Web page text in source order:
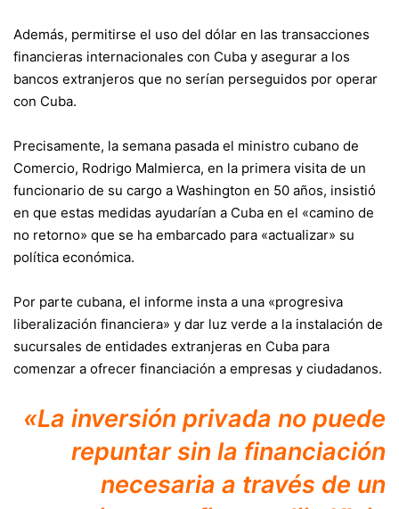
Además, permitirse el uso del dólar en las transacciones
financieras internacionales con Cuba y asegurar a los
bancos extranjeros que no serían perseguidos por operar
con Cuba.
Precisamente, la semana pasada el ministro cubano de
Comercio, Rodrigo Malmierca, en la primera visita de un
funcionario de su cargo a Washington en 50 años, insistió
en que estas medidas ayudarían a Cuba en el «camino de
no retorno» que se ha embarcado para «actualizar» su
política económica.
Por parte cubana, el informe insta a una «progresiva
liberalización financiera» y dar luz verde a la instalación de
sucursales de entidades extranjeras en Cuba para
comenzar a ofrecer financiación a empresas y ciudadanos.
«La inversión privada no puede
repuntar sin la financiación
necesaria a través de un